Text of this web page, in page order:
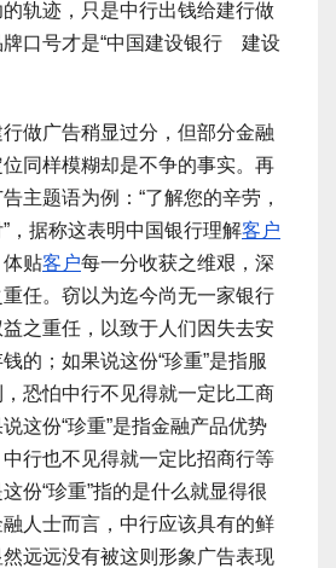
轨迹，只是中行出钱给建行做
牌口号才是“中国建设银行 建设
做广告稍显过分，但部分金融
位同样模糊却是不争的事实。再
主题语为例：“了解您的辛劳，
，据称这表明中国银行理解客户
体贴客户每一分收获之维艰，深
任。窃以为迄今尚无一家银行
益之重任，以致于人们因失去安
的；如果说这份“珍重”是指服
恐怕中行不见得就一定比工商
这份“珍重”是指金融产品优势
行也不见得就一定比招商行等
份“珍重”指的是什么就显得很
人士而言，中行应该具有的鲜
远远没有被这则形象广告表现